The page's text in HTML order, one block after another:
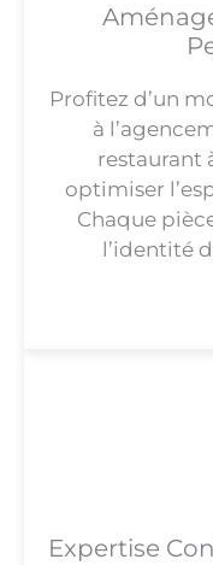
Profitez d’un
à
restaurant
optimiser
Chaque
l’identité
Expertise